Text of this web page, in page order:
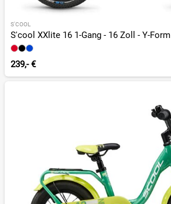
S'COOL
S'cool XXlite 16 1-Gang - 16 Zoll - Y-Form
239,- €